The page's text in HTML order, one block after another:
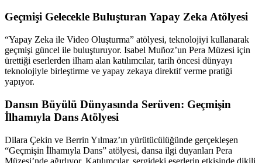
Geçmişi Gelecekle Buluşturan Yapay Zeka Atölyesi
“Yapay Zeka ile Video Oluşturma” atölyesi, teknolojiyi kullanarak
geçmişi güncel ile buluşturuyor. Isabel Muñoz’un Pera Müzesi için
ürettiği eserlerden ilham alan katılımcılar, tarih öncesi dünyayı
teknolojiyle birleştirme ve yapay zekaya direktif verme pratiği
yapıyor.
Dansın Büyülü Dünyasında Serüven: Geçmişin
İlhamıyla Dans Atölyesi
Dilara Çekin ve Berrin Yılmaz’ın yürütücülüğünde gerçekleşen
“Geçmişin İlhamıyla Dans” atölyesi, dansa ilgi duyanları Pera
Müzesi’nde ağırlıyor. Katılımcılar, sergideki eserlerin etkisinde dikili